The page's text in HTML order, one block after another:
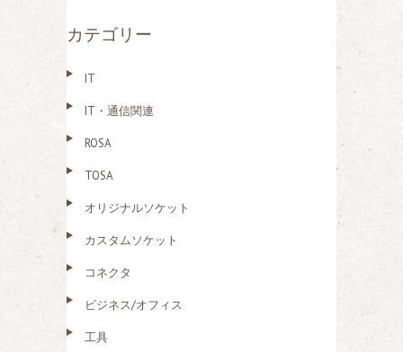
カテゴリー
IT
IT・通信関連
ROSA
TOSA
オリジナルソケット
カスタムソケット
コネクタ
ビジネス/オフィス
工具